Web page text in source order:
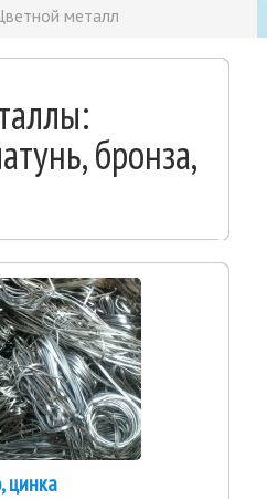
металл
бронза,
цинка